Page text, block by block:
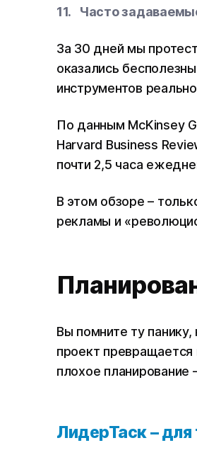
Часто
За 30 дней мы
оказались
инструментов
По данным McKinsey
Harvard Business
почти 2,5 часа
В этом обзоре –
рекламы и
Вы помните ту
проект
плохое планирование
ЛидерТаск – для